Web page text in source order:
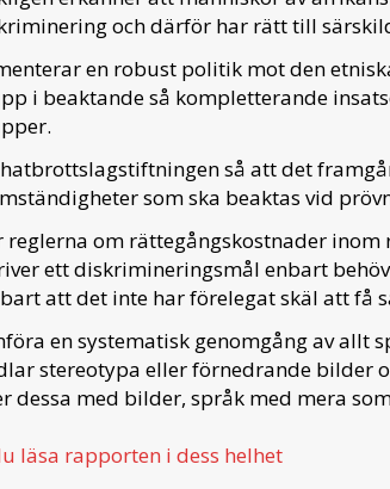
och därför har rätt till
en robust politik mot den
i beaktande så kompletterande
så att det
som ska beaktas vid
reglerna om rättegångskostnader
ett diskrimineringsmål enbart
att det inte har förelegat skäl att få
en systematisk genomgång av allt
stereotypa eller förnedrande bilder
dessa med bilder, språk med mera
läsa rapporten i dess helhet